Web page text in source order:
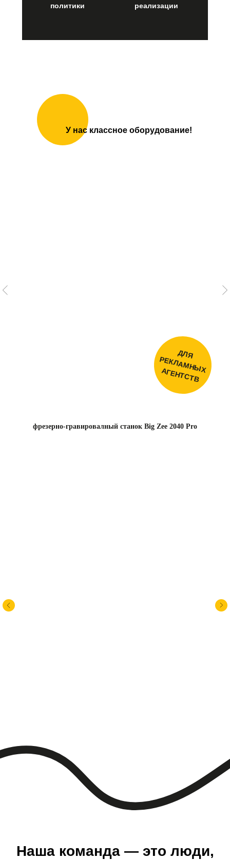
У нас классное оборудование!
фрезерно-гравировалный станок Big Zee 2040 Pro
Если вам интересно работать в рекламной сфере,
хотите создавать красивые
и гармоничные проекты для города, а руки так и
чешутся сделать что-то уникальное — приходите
знакомиться.
Мы предлагаем обучение, наставничество и